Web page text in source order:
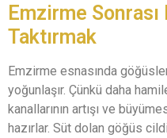
Emzirme
Taktırmak
Emzirme esnasında
yoğunlaşır. Çünkü daha
kanallarının artışı ve
hazırlar. Süt dolan göğüs